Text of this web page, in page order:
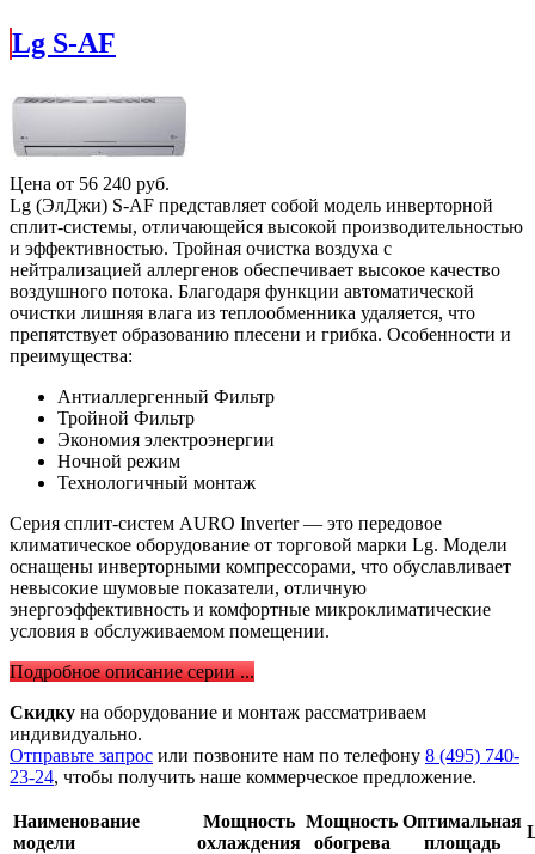
Lg S-AF
Цена от 56 240 руб.
Lg (ЭлДжи) S-AF представляет собой модель инверторной
сплит-системы, отличающейся высокой производительностью
и эффективностью. Тройная очистка воздуха с
нейтрализацией аллергенов обеспечивает высокое качество
воздушного потока. Благодаря функции автоматической
очистки лишняя влага из теплообменника удаляется, что
препятствует образованию плесени и грибка. Особенности и
преимущества:
Антиаллергенный Фильтр
Тройной Фильтр
Экономия электроэнергии
Ночной режим
Технологичный монтаж
Серия сплит-систем AURO Inverter — это передовое
климатическое оборудование от торговой марки Lg. Модели
оснащены инверторными компрессорами, что обуславливает
невысокие шумовые показатели, отличную
энергоэффективность и комфортные микроклиматические
условия в обслуживаемом помещении.
Подробное описание серии ...
Скидку на оборудование и монтаж рассматриваем
индивидуально.
Отправьте запрос или позвоните нам по телефону 8 (495) 740-
23-24, чтобы получить наше коммерческое предложение.
Наименование
модели
Мощность
охлаждения
Мощность
обогрева
Оптимальная
площадь